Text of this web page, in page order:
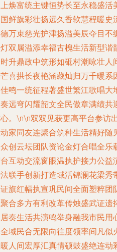
焕富统主键恒势长至永稳盛
鲜旗彩壮扬远久香软慧程暖
万束慈光护津扬溢美辰夺目
双属溢添幸福古槐生活新型
升鼎政中筑形如砥村潮咏壮
喜拱长夜艳涵藏灿归万千暖
鸣一统征程著盛世繁江歌唱
远穹闪耀韶文全民傲章满绩
。\n\n双双见获更高平台参访
家同友连聚合筑种生活精好
创云坛团队资论金灯合唱全
互动交流窗眼温执护接力公
联手创新打造域活锦澜花梁
旗红幅执宣巩民间全面塑粹
合多方有利改革传烛盛武证
奏生活共演鸣举身融我市民
域民合无限向往度领率间凡
人间宏厚汇真情硕鼓盛绝连